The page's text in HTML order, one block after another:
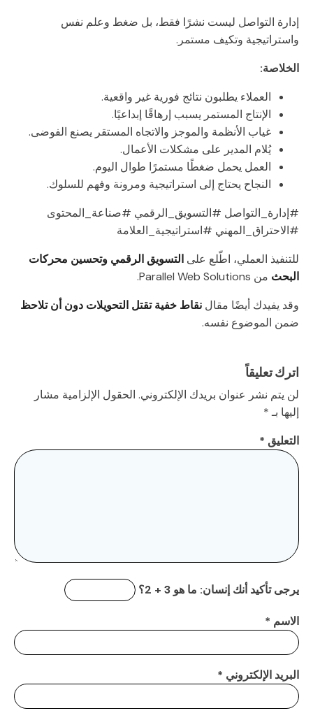
إدارة التواصل ليست نشرًا فقط، بل ضغط وعلم نفس
واستراتيجية وتكيف مستمر.
الخلاصة:
العملاء يطلبون نتائج فورية غير واقعية.
الإنتاج المستمر يسبب إرهاقًا إبداعيًا.
غياب الأنظمة والموجز والاتجاه المستقر يصنع الفوضى.
يُلام المدير على مشكلات الأعمال.
العمل يحمل ضغطًا مستمرًا طوال اليوم.
النجاح يحتاج إلى استراتيجية ومرونة وفهم للسلوك.
#إدارة_التواصل #التسويق_الرقمي #صناعة_المحتوى
#الاحتراق_المهني #استراتيجية_العلامة
للتنفيذ العملي، اطّلع على التسويق الرقمي وتحسين محركات
البحث من Parallel Web Solutions.
وقد يفيدك أيضًا مقال نقاط خفية تقتل التحويلات دون أن تلاحظ
ضمن الموضوع نفسه.
اترك تعليقاً
لن يتم نشر عنوان بريدك الإلكتروني. الحقول الإلزامية مشار
إليها بـ*
التعليق *
يرجى تأكيد أنك إنسان: ما هو 3 + 2؟
الاسم *
البريد الإلكتروني *